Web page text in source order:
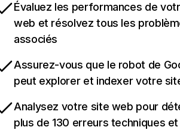
Évaluez les performances de
web et résolvez tous les
associés
Assurez-vous que le robot de
peut explorer et indexer votre
Analysez votre site web pour
plus de 130 erreurs techniques et